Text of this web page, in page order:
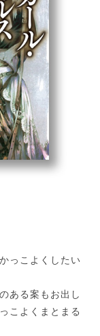
っこよくしたい
ある案もお出し
こよくまとまる